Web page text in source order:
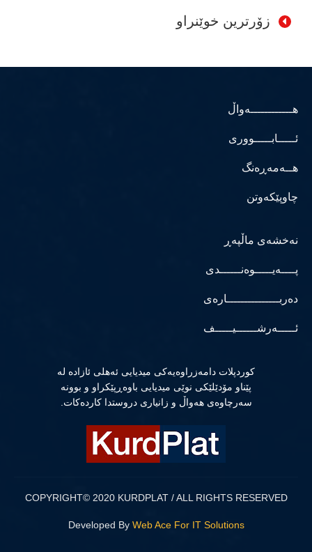
زۆرترین خوێنراو
هــــــــــــەواڵ
ئـــــابـــــووری
هــەمەڕەنگ
چاوپێکەوتن
نەخشەی ماڵپەڕ
پــــەیـــــوەنــــــدی
دەربـــــــــــــــارەی
ئـــــەرشــــــیـــــف
كوردپلات دامەزراوەیەكی میدیایی ئەهلی ئازادە لە
پێناو مۆدێلێكی نوێی میدیایی باوەڕپێكراو و بوونە
سەرچاوەی هەواڵ و زانیاری دروستدا كاردەكات.
COPYRIGHT© 2020 KURDPLAT / ALL RIGHTS RESERVED
Web Ace For IT Solutions
Developed By